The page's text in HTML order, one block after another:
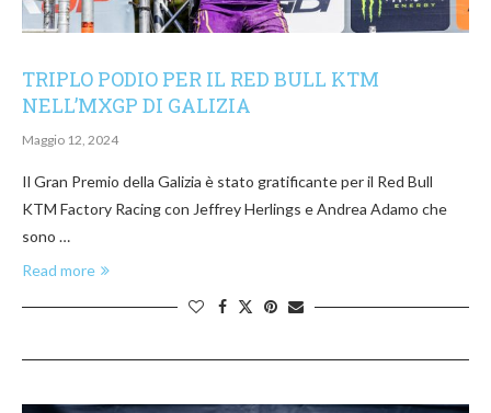
TRIPLO PODIO PER IL RED BULL KTM
NELL’MXGP DI GALIZIA
Maggio 12, 2024
Il Gran Premio della Galizia è stato gratificante per il Red Bull
KTM Factory Racing con Jeffrey Herlings e Andrea Adamo che
sono …
Read more